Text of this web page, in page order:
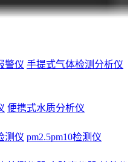
警仪 手提式气体检测分析仪
便携式水质分析仪
测仪 pm2.5pm10检测仪